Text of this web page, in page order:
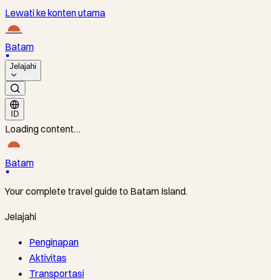
Lewati ke konten utama
Batam
Jelajahi
ID
Loading content…
Batam
Your complete travel guide to Batam Island.
Jelajahi
Penginapan
Aktivitas
Transportasi